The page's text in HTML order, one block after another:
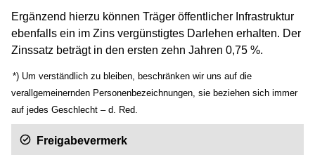
Ergänzend hierzu können Träger öffentlicher Infrastruktur
ebenfalls ein im Zins vergünstigtes Darlehen erhalten. Der
Zinssatz beträgt in den ersten zehn Jahren 0,75 %.
(Wird in einem neuen Fenster geöffnet)
*) Um verständlich zu bleiben, beschränken wir uns auf die
verallgemeinernden Personenbezeichnungen, sie beziehen sich immer
auf jedes Geschlecht – d. Red.
Freigabevermerk